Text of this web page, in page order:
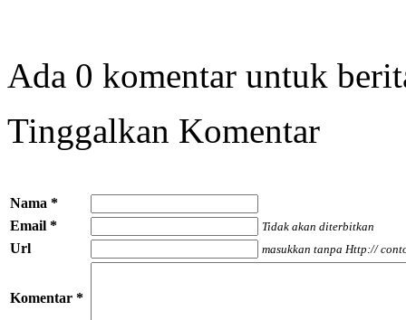
Ada 0 komentar untuk
Tinggalkan Komentar
Nama *
Email *
Tidak akan diterbitkan
Url masukkan tanpa Http://
Komentar *